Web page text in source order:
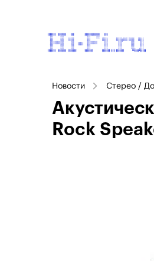
Новости Стерео /
Rock